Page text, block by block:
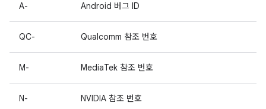
A- Android 버그 ID
QC- Qualcomm 참조 번호
M- MediaTek 참조 번호
N- NVIDIA 참조 번호